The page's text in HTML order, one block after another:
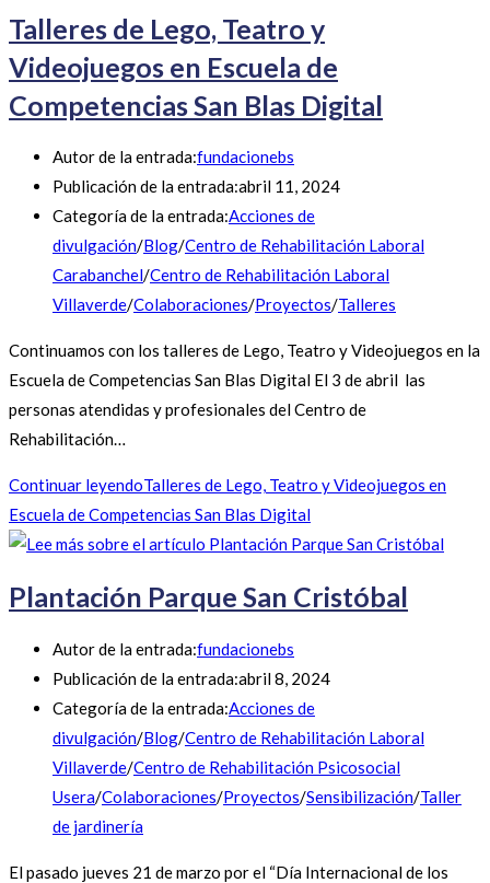
Talleres de Lego, Teatro y
Videojuegos en Escuela de
Competencias San Blas Digital
Autor de la entrada:fundacionebs
Publicación de la entrada:abril 11, 2024
Categoría de la entrada:Acciones de
divulgación/Blog/Centro de Rehabilitación Laboral
Carabanchel/Centro de Rehabilitación Laboral
Villaverde/Colaboraciones/Proyectos/Talleres
Continuamos con los talleres de Lego, Teatro y Videojuegos en la
Escuela de Competencias San Blas Digital El 3 de abril las
personas atendidas y profesionales del Centro de
Rehabilitación…
Continuar leyendoTalleres de Lego, Teatro y Videojuegos en
Escuela de Competencias San Blas Digital
Plantación Parque San Cristóbal
Autor de la entrada:fundacionebs
Publicación de la entrada:abril 8, 2024
Categoría de la entrada:Acciones de
divulgación/Blog/Centro de Rehabilitación Laboral
Villaverde/Centro de Rehabilitación Psicosocial
Usera/Colaboraciones/Proyectos/Sensibilización/Taller
de jardinería
El pasado jueves 21 de marzo por el “Día Internacional de los